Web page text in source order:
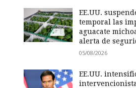
EE.UU.
temporal las
aguacate
alerta de
05/08/2026
EE.UU.